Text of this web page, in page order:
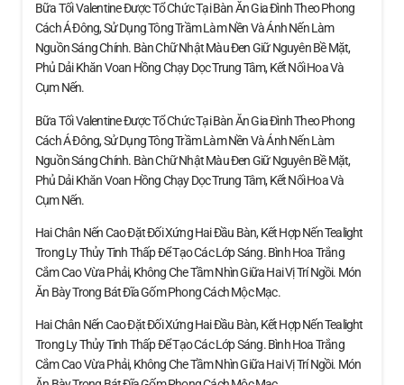
Bữa Tối Valentine Được Tổ Chức Tại Bàn Ăn Gia Đình Theo Phong
Cách Á Đông, Sử Dụng Tông Trầm Làm Nền Và Ánh Nến Làm
Nguồn Sáng Chính. Bàn Chữ Nhật Màu Đen Giữ Nguyên Bề Mặt,
Phủ Dải Khăn Voan Hồng Chạy Dọc Trung Tâm, Kết Nối Hoa Và
Cụm Nến.
Bữa Tối Valentine Được Tổ Chức Tại Bàn Ăn Gia Đình Theo Phong
Cách Á Đông, Sử Dụng Tông Trầm Làm Nền Và Ánh Nến Làm
Nguồn Sáng Chính. Bàn Chữ Nhật Màu Đen Giữ Nguyên Bề Mặt,
Phủ Dải Khăn Voan Hồng Chạy Dọc Trung Tâm, Kết Nối Hoa Và
Cụm Nến.
Hai Chân Nến Cao Đặt Đối Xứng Hai Đầu Bàn, Kết Hợp Nến Tealight
Trong Ly Thủy Tinh Thấp Để Tạo Các Lớp Sáng. Bình Hoa Trắng
Cắm Cao Vừa Phải, Không Che Tầm Nhìn Giữa Hai Vị Trí Ngồi. Món
Ăn Bày Trong Bát Đĩa Gốm Phong Cách Mộc Mạc.
Hai Chân Nến Cao Đặt Đối Xứng Hai Đầu Bàn, Kết Hợp Nến Tealight
Trong Ly Thủy Tinh Thấp Để Tạo Các Lớp Sáng. Bình Hoa Trắng
Cắm Cao Vừa Phải, Không Che Tầm Nhìn Giữa Hai Vị Trí Ngồi. Món